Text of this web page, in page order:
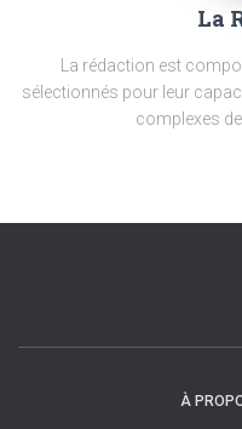
La
La rédaction est
sélectionnés pour leur
complexes
À